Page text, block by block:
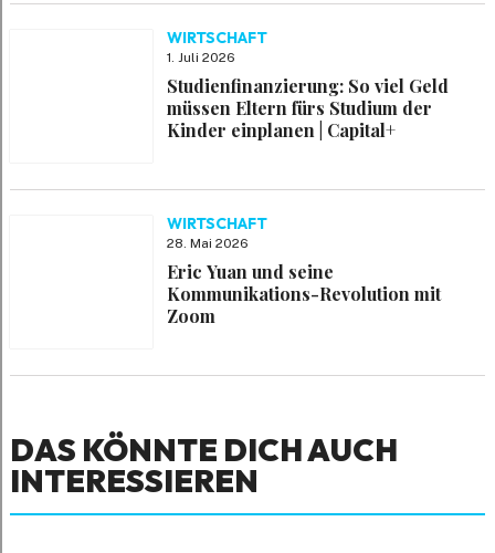
WIRTSCHAFT
1. Juli 2026
Studienfinanzierung: So viel Geld
müssen Eltern fürs Studium der
Kinder einplanen | Capital+
WIRTSCHAFT
28. Mai 2026
Eric Yuan und seine
Kommunikations-Revolution mit
Zoom
DAS KÖNNTE DICH AUCH
INTERESSIEREN